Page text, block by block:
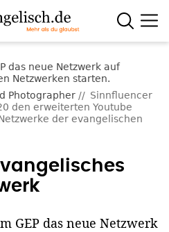
Photographer
Sinnfluencer
den erweiterten Youtube
der evangelischen
GEP das neue Netzwerk